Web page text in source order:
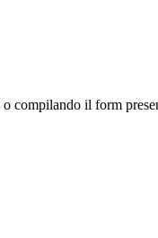
compilando il form